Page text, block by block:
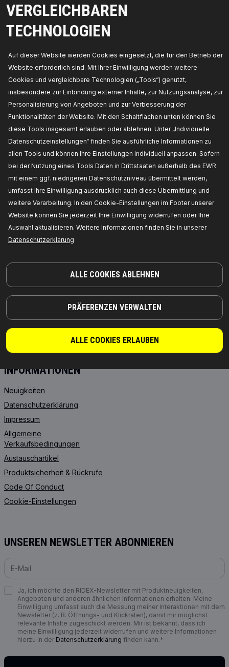
VERGLEICHBAREN
TECHNOLOGIEN
Auf dieser Website werden Cookies eingesetzt, die für den Betrieb der
Website erforderlich sind. Mit Ihrer Einwilligung werden weitere
Cookies und vergleichbare Technologien („Tools“) genutzt,
insbesondere zur Einbindung externer Inhalte, zur Nutzungsanalyse, zur
Personalisierung von Angeboten und zur Verbesserung der
Funktionalitäten der Website. Mit den Schaltflächen unten können Sie
diese Tools insgesamt erlauben oder ablehnen. Unter „Individuelle
Datenschutzeinstellungen“ finden Sie ausführliche Informationen zu
allen Tools und können Ihre Einstellungen individuell anpassen. Sofern
bei der Nutzung eines Tools Daten in Drittstaaten außerhalb des EWR
mit einem ggf. niedrigeren Datenschutzniveau übermittelt werden,
umfasst Ihre Einwilligung ausdrücklich auch diese Übermittlung und
weitere Verarbeitung. In den Cookie-Einstellungen im Footer unserer
Website können Sie jederzeit Ihre Einwilligung widerrufen oder Ihre
Auswahl aktualisieren. Weitere Informationen finden Sie in unserer
Datenschutzerklarung
ALLE COOKIES ABLEHNEN
PRÄFERENZEN VERWALTEN
ALLE COOKIES ERLAUBEN
Ventil,
TEILE, AUF DIE SIE SICH VERLASSEN KÖNNEN
© 2026 | RIDEX GMBH
JOSEF-ORLOPP-STRASSE 55
10365 BERLIN
PRODUKTE
ÜBER UNS
RIDEX PLUS
RIDEX REMAN
Motoröl
Starterbatterien
FROSTSCHUTZMITTEL
PARTNERSCHAFT
Wo Sie kaufen können
FAQ
API-Integration
Kooperation mit RIDEX
INFORMATIONEN
Neuigkeiten
Datenschutzerklärung
Impressum
Allgemeine
Verkaufsbedingungen
Austauschartikel
Produktsicherheit & Rückrufe
Code Of Conduct
Cookie-Einstellungen
UNSEREN NEWSLETTER ABONNIEREN
Ja, ich möchte den RIDEX-Newsletter mit Produktneuigkeiten,
Angeboten und anderen ähnlichen Informationen erhalten. Meine
Einwilligung umfasst auch die Messung meiner Interaktionen mit dem
Newsletter (z. B. Öffnungs- und Klickraten), damit mir möglichst
relevante Inhalte zugeschickt werden. Mir ist bekannt, dass ich
meine Einwilligung jederzeit widerrufen und weitere Informationen
hierzu in der Datenschutzerklärung finden kann.*